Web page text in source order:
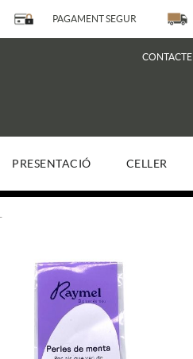
PAGAMENT SEGUR
CONTACTE
PRESENTACIÓ CELLER